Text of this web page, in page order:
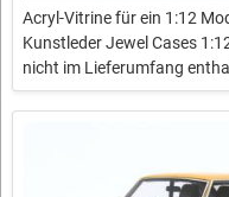
Acryl-Vitrine für ein 1:12
Kunstleder Jewel Cases
nicht im Lieferumfang